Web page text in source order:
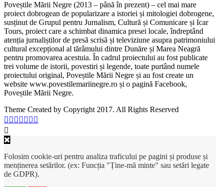
Poveștile Mării Negre (2013 – până în prezent) – cel mai mare
proiect dobrogean de popularizare a istoriei și mitologiei dobrogene,
susținut de Grupul pentru Jurnalism, Cultură și Comunicare și Icar
Tours, proiect care a schimbat dinamica presei locale, îndreptând
atenția jurnaliștilor de presă scrisă și televiziune asupra patrimoniului
cultural excepțional al tărâmului dintre Dunăre și Marea Neagră
pentru promovarea acestuia. În cadrul proiectului au fost publicate
trei volume de istorii, povestiri și legende, toate purtând numele
proiectului original, Poveștile Mării Negre și au fost create un
website www.povestilemariinegre.ro și o pagină Facebook,
Poveștile Mării Negre.
Theme Created by Copyright 2017. All Rights Reserved
Folosim cookie-uri pentru analiza traficului pe pagini și produse și
menținerea setărilor. (ex: Funcția "Ține-mă minte" sau setări legate
de GDPR).